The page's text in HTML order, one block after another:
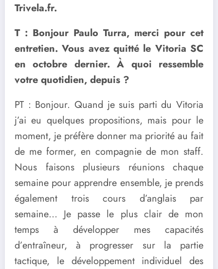
Trivela.fr.
T : Bonjour Paulo Turra, merci pour cet
entretien. Vous avez quitté le Vitoria SC
en octobre dernier. À quoi ressemble
votre quotidien, depuis ?
PT : Bonjour. Quand je suis parti du Vitoria
j’ai eu quelques propositions, mais pour le
moment, je préfère donner ma priorité au fait
de me former, en compagnie de mon staff.
Nous faisons plusieurs réunions chaque
semaine pour apprendre ensemble, je prends
également trois cours d’anglais par
semaine… Je passe le plus clair de mon
temps à développer mes capacités
d’entraîneur, à progresser sur la partie
tactique, le développement individuel des